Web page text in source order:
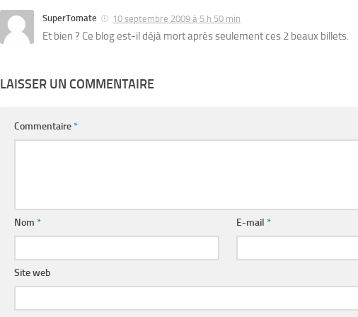
SuperTomate 10 septembre 2009 à 5 h 50 min
Et bien ? Ce blog est-il déjà mort après seulement ces 2 beaux billets.
LAISSER UN COMMENTAIRE
Commentaire*
Nom * E-mail*
Site web